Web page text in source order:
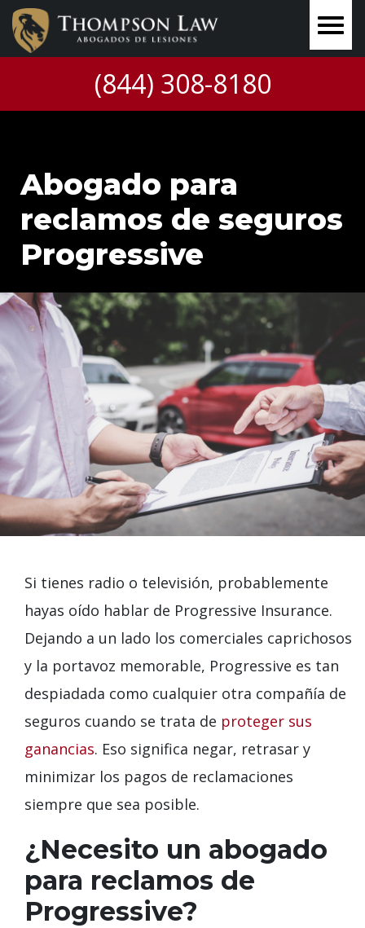
(844) 308-8180
Abogado para
reclamos de seguros
Progressive
Si tienes radio o televisión, probablemente
hayas oído hablar de Progressive Insurance.
Dejando a un lado los comerciales caprichosos
y la portavoz memorable, Progressive es tan
despiadada como cualquier otra compañía de
seguros cuando se trata de proteger sus
ganancias. Eso significa negar, retrasar y
minimizar los pagos de reclamaciones
siempre que sea posible.
¿Necesito un abogado
para reclamos de
Progressive?